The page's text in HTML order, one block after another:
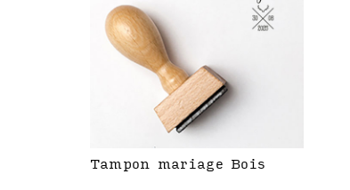
Tampon mariage Bois